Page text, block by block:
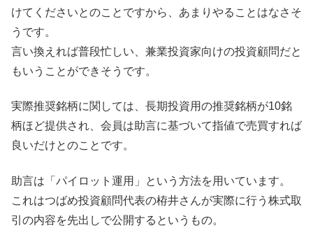
けてくださいとのことですから、あまりやることはなさそ
うです。
言い換えれば普段忙しい、兼業投資家向けの投資顧問だと
もいうことができそうです。
実際推奨銘柄に関しては、長期投資用の推奨銘柄が10銘
柄ほど提供され、会員は助言に基づいて指値で売買すれば
良いだけとのことです。
助言は「パイロット運用」という方法を用いています。
これはつばめ投資顧問代表の栫井さんが実際に行う株式取
引の内容を先出しで公開するというもの。